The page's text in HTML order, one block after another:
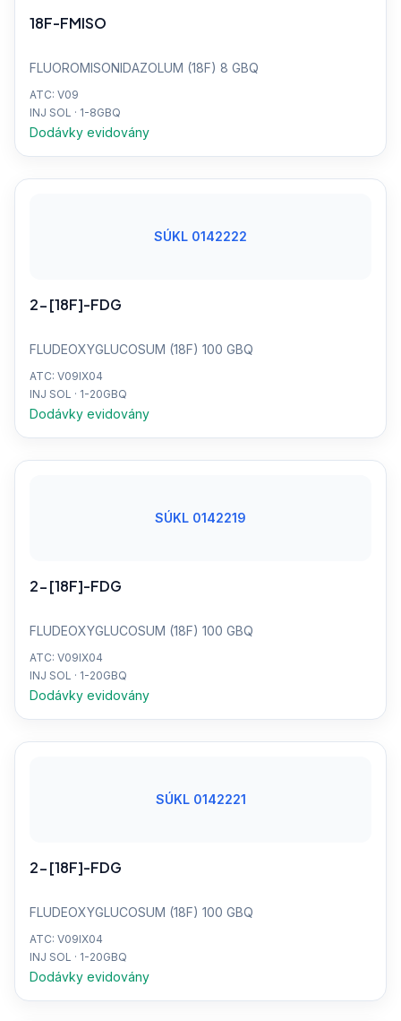
18F-FMISO
FLUOROMISONIDAZOLUM (18F) 8 GBQ
ATC: V09
INJ SOL · 1-8GBQ
Dodávky evidovány
SÚKL 0142222
2-[18F]-FDG
FLUDEOXYGLUCOSUM (18F) 100 GBQ
ATC: V09IX04
INJ SOL · 1-20GBQ
Dodávky evidovány
SÚKL 0142219
2-[18F]-FDG
FLUDEOXYGLUCOSUM (18F) 100 GBQ
ATC: V09IX04
INJ SOL · 1-20GBQ
Dodávky evidovány
SÚKL 0142221
2-[18F]-FDG
FLUDEOXYGLUCOSUM (18F) 100 GBQ
ATC: V09IX04
INJ SOL · 1-20GBQ
Dodávky evidovány